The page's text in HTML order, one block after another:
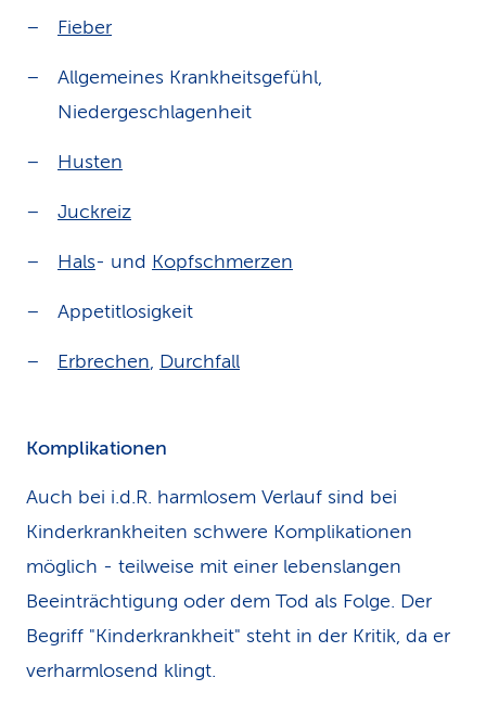
Fieber
Allgemeines Krankheitsgefühl,
Niedergeschlagenheit
Husten
Juckreiz
Hals- und Kopfschmerzen
Appetitlosigkeit
Erbrechen, Durchfall
Komplikationen
Auch bei i.d.R. harmlosem Verlauf sind bei
Kinderkrankheiten schwere Komplikationen
möglich - teilweise mit einer lebenslangen
Beeinträchtigung oder dem Tod als Folge. Der
Begriff "Kinderkrankheit" steht in der Kritik, da er
verharmlosend klingt.